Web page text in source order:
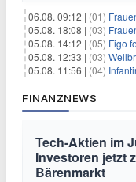
06.08. 09:12 | (01)
05.08. 18:08 | (03)
05.08. 14:12 | (05) Figo
05.08. 12:33 | (03)
05.08. 11:56 | (04)
FINANZNEWS
Tech-Aktien im
Investoren jetzt
Bärenmarkt